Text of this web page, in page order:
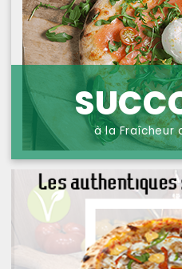
NOS PIZZAS FROMAGES
NOS SAVEURS D AILLEURS
OFFRE PRIMA
OFFRE MEZZO
MENUS BAMBINO
NOS PATES GRATINEES
NOS BURRITOS GRATINES
PROTECTION DES
DONNÉES
à la Fraîcheur